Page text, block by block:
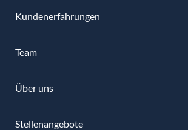
Kundenerfahrungen
Team
Über uns
Stellenangebote